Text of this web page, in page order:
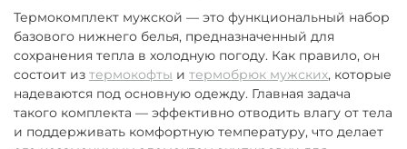
Термокомплект мужской — это функциональный набор
базового нижнего белья, предназначенный для
сохранения тепла в холодную погоду. Как правило, он
состоит из термокофты и термобрюк мужских, которые
надеваются под основную одежду. Главная задача
такого комплекта — эффективно отводить влагу от тела
и поддерживать комфортную температуру, что делает